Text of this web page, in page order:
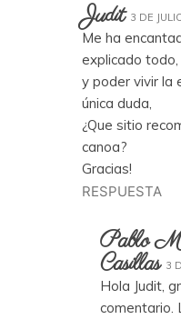
Judit 3 DE
Me ha
explicado
y poder vivir la
única duda,
¿Que sitio
canoa?
Gracias!
RESPUESTA
Pablo
Casillas 3
Hola Judit,
comentario.